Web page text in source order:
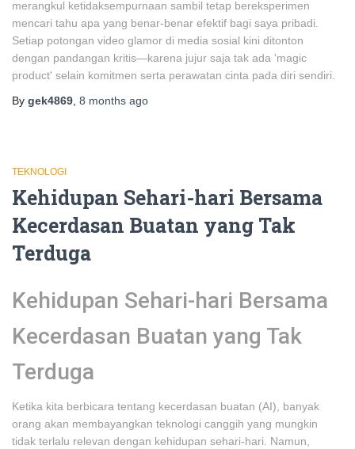
merangkul ketidaksempurnaan sambil tetap bereksperimen
mencari tahu apa yang benar-benar efektif bagi saya pribadi.
Setiap potongan video glamor di media sosial kini ditonton
dengan pandangan kritis—karena jujur saja tak ada 'magic
product' selain komitmen serta perawatan cinta pada diri sendiri.
By gek4869 8 months ago
TEKNOLOGI
Kehidupan Sehari-hari Bersama
Kecerdasan Buatan yang Tak
Terduga
Kehidupan Sehari-hari Bersama
Kecerdasan Buatan yang Tak
Terduga
Ketika kita berbicara tentang kecerdasan buatan (AI), banyak
orang akan membayangkan teknologi canggih yang mungkin
tidak terlalu relevan dengan kehidupan sehari-hari. Namun,